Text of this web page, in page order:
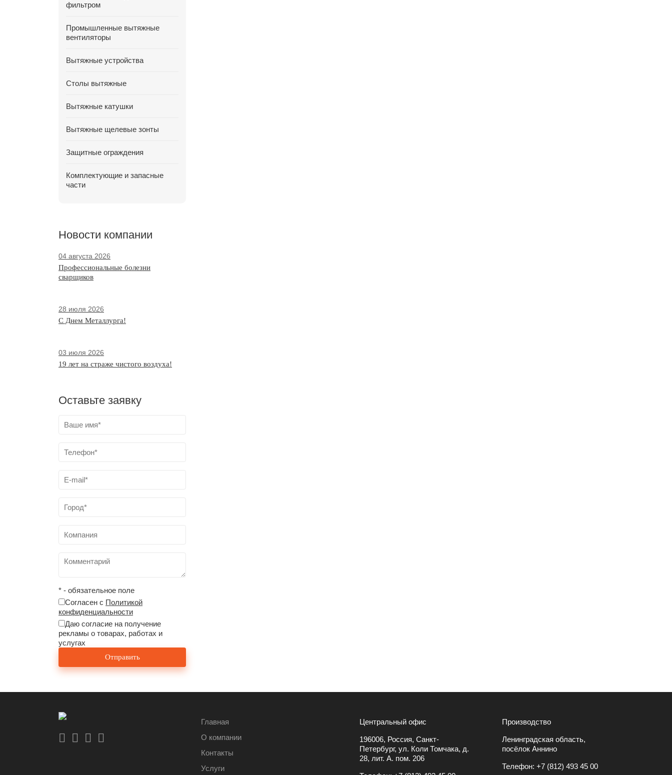
фильтром
Промышленные вытяжные
вентиляторы
Вытяжные устройства
Столы вытяжные
Вытяжные катушки
Вытяжные щелевые зонты
Защитные ограждения
Комплектующие и запасные
части
Новости компании
04 августа 2026
Профессиональные болезни
сварщиков
28 июля 2026
С Днем Металлурга!
03 июля 2026
19 лет на страже чистого воздуха!
Оставьте заявку
* - обязательное поле
Согласен с Политикой
конфиденциальности
Даю согласие на получение
рекламы о товарах, работах и
услугах
Главная
О компании
Контакты
Услуги
Центральный офис
196006, Россия, Санкт-
Петербург, ул. Коли Томчака, д.
28, лит. А. пом. 206
Производство
Ленинградская область,
посёлок Аннино
Телефон: +7 (812) 493 45 00